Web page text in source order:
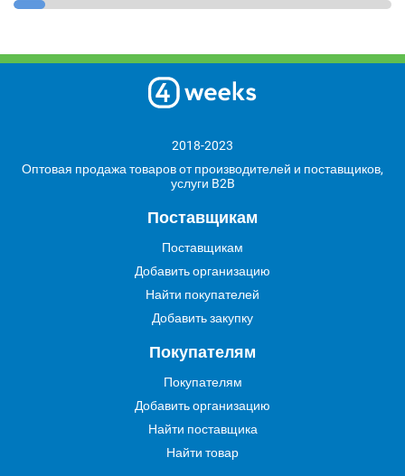
2018-2023
Оптовая продажа товаров от производителей и поставщиков,
услуги B2B
Поставщикам
Поставщикам
Добавить организацию
Найти покупателей
Добавить закупку
Покупателям
Покупателям
Добавить организацию
Найти поставщика
Найти товар